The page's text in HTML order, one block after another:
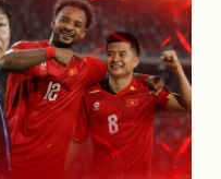
tô - Xe máy
tô